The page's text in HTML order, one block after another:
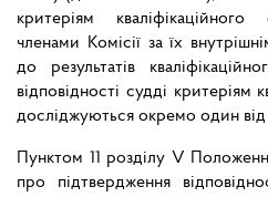
критеріям
членами Комісії за їх
до результатів
відповідності судді критеріям
досліджуються окремо один від
Пунктом 11 розділу V
про підтвердження